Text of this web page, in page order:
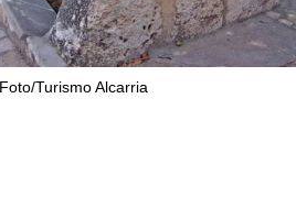
Foto/Turismo Alcarria